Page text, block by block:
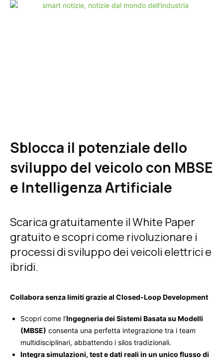
Sblocca il potenziale dello
sviluppo del veicolo con MBSE
e Intelligenza Artificiale
Scarica gratuitamente il White Paper
gratuito e scopri come rivoluzionare i
processi di sviluppo dei veicoli elettrici e
ibridi.
Collabora senza limiti grazie al Closed-Loop Development
Scopri come l’Ingegneria dei Sistemi Basata su Modelli
(MBSE) consenta una perfetta integrazione tra i team
multidisciplinari, abbattendo i silos tradizionali.
Integra simulazioni, test e dati reali in un unico flusso di